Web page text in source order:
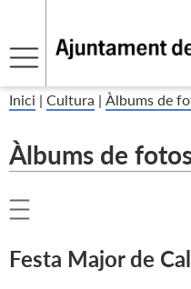
Inici | Cultura | Àlbums de
Àlbums de
Festa Major de